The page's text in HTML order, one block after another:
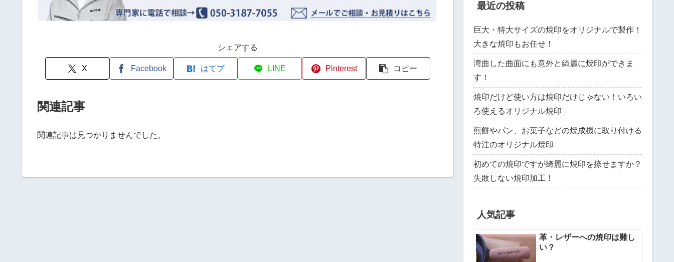
シェアする
X Facebook はてブ LINE Pinterest コピー
関連記事
関連記事は見つかりませんでした。
最近の投稿
巨大・特大サイズの焼印をオリジナルで製作！
大きな焼印もお任せ！
湾曲した曲面にも意外と綺麗に焼印ができま
す！
焼印だけど使い方は焼印だけじゃない！いろい
ろ使えるオリジナル焼印
煎餅やパン、お菓子などの焼成機に取り付ける
特注のオリジナル焼印
初めての焼印ですが綺麗に焼印を捺せますか？
失敗しない焼印加工！
人気記事
革・レザーへの焼印は難し
い？